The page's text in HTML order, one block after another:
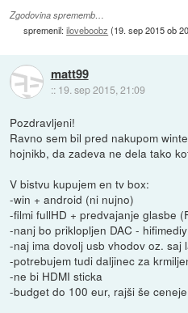
Zgodovina sprememb…
spremenil:iloveboobz (19. sep 2015 ob
matt99
:: 19. sep 2015, 21:09
Pozdravljeni!
Ravno sem bil pred nakupom
hojnikb, da zadeva ne dela tako
V bistvu kupujem en tv box:
-win + android (ni nujno)
-filmi fullHD + predvajanje glasbe
-nanj bo priklopljen DAC -
-naj ima dovolj usb vhodov oz. saj
-potrebujem tudi daljinec za
-ne bi HDMI sticka
-budget do 100 eur, rajši še ceneje